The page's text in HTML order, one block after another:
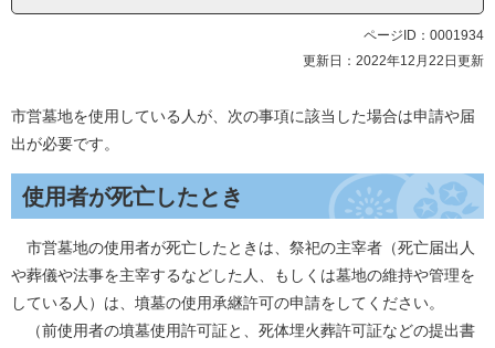
ページID：0001934
更新日：2022年12月22日更新
市営墓地を使用している人が、次の事項に該当した場合は申請や届
出が必要です。
使用者が死亡したとき
市営墓地の使用者が死亡したときは、祭祀の主宰者（死亡届出人
や葬儀や法事を主宰するなどした人、もしくは墓地の維持や管理を
している人）は、墳墓の使用承継許可の申請をしてください。
（前使用者の墳墓使用許可証と、死体埋火葬許可証などの提出書